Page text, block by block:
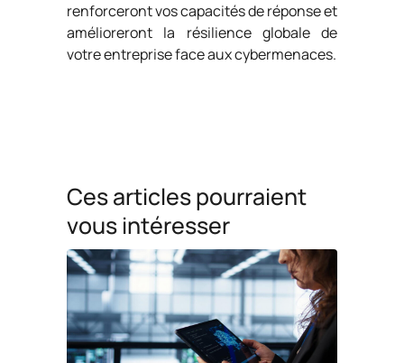
renforceront vos capacités de réponse et
amélioreront la résilience globale de
votre entreprise face aux cybermenaces.
Ces articles pourraient
vous intéresser